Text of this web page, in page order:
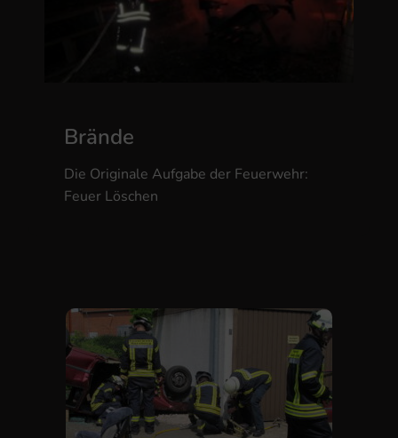
Brände
Die Originale Aufgabe der Feuerwehr:
Feuer Löschen